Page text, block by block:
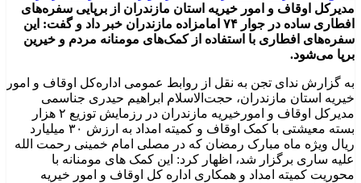
مدیرکل اوقاف و امور خیریه استان مازندران از برپایی سفره‌های
افطاری ساده در جوار ۷۴ امامزاده مازندران خبر داد و گفت: این
سفره‌های افطاری با استفاده از کمک‌های مومنانه مردم و خیرین
برپا می‌شود.
به گزارش ندای تجن به نقل از روابط عمومی اداره‌کل اوقاف و امور
خیریه استان مازندران، حجت‌الاسلام ابراهیم حیدری جناسمی
مدیرکل اوقاف و امورخیریه مازندران در رزمایش توزیع ۲ هزار
بسته معیشتی با کمک اوقاف و کمیته امداد به ارزش ۳۰ میلیارد
ریال ویژه ماه مبارک رمضان که در مصلی امام خمینی رحمت الله
علیه ساری برگزار شد، اظهار کرد: این کمک های مومنانه با
محوریت کمیته امداد و همکاری اداره کل اوقاف و امور خیریه